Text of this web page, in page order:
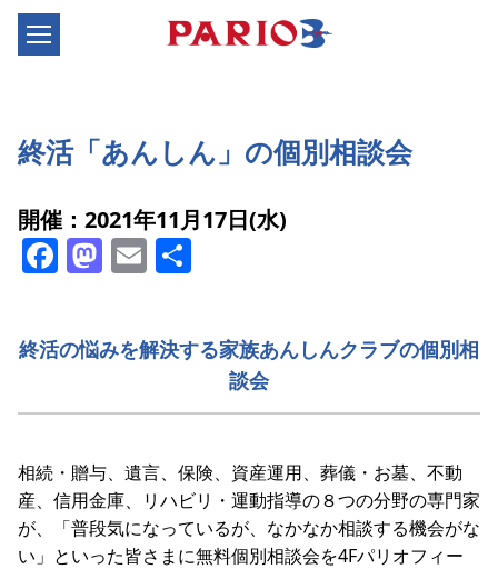
終活「あんしん」の個別相談会
開催：2021年11月17日(水)
Facebook
Mastodon
Email
終活の悩みを解決する家族あんしんクラブの個別相
談会
相続・贈与、遺言、保険、資産運用、葬儀・お墓、不動
産、信用金庫、リハビリ・運動指導の８つの分野の専門家
が、「普段気になっているが、なかなか相談する機会がな
い」といった皆さまに無料個別相談会を4Fパリオフィー